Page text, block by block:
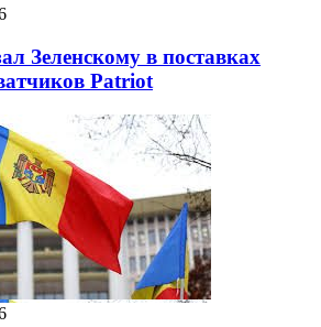
Зеленскому в поставках
Patriot